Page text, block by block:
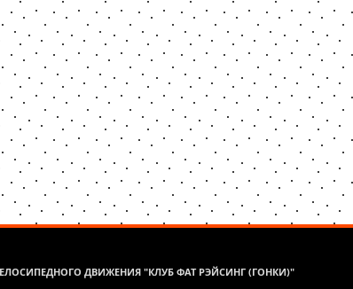
ДВИЖЕНИЯ "КЛУБ ФАТ РЭЙСИНГ (ГОНКИ)"